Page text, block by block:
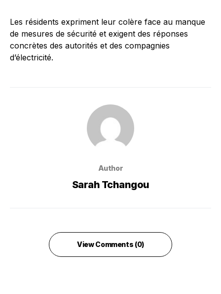
Les résidents expriment leur colère face au manque
de mesures de sécurité et exigent des réponses
concrètes des autorités et des compagnies
d’électricité.
Author
Sarah Tchangou
View Comments (0)